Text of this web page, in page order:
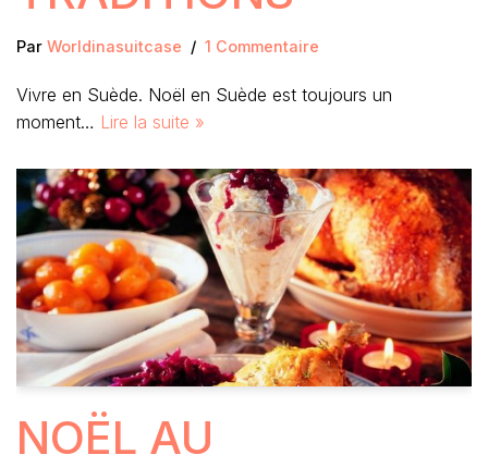
Par Worldinasuitcase 1 Commentaire
Vivre en Suède. Noël en Suède est toujours un
moment… Lire la suite »
NOËL AU